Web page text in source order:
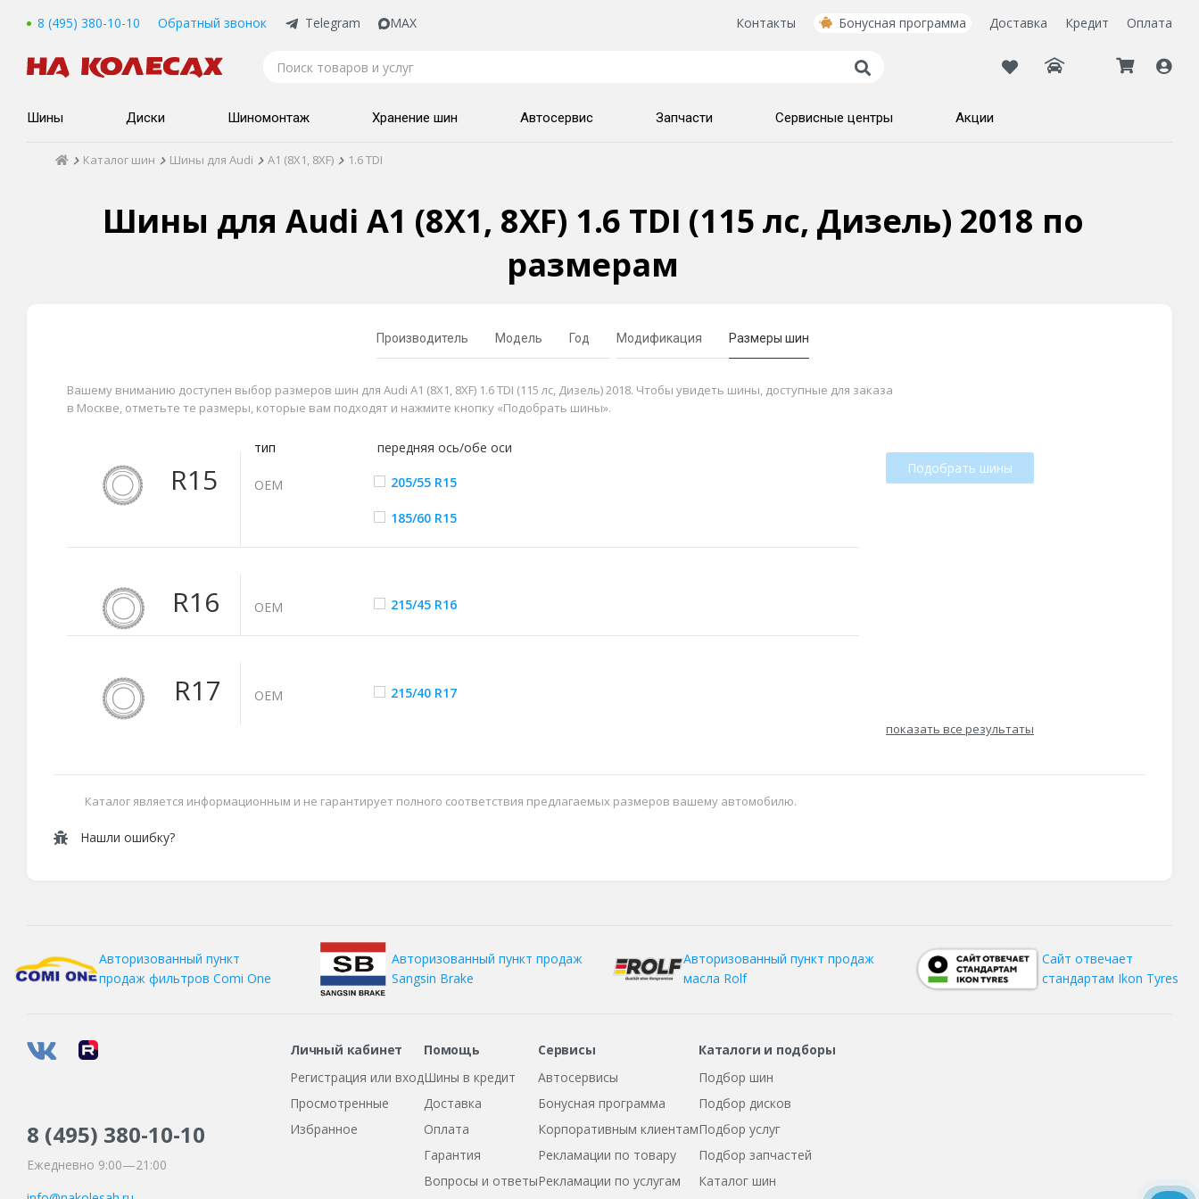
8 (495) 380-10-10 Обратный звонок Telegram MAX Контакты Бонусная программа Доставка Кредит Оплата
Шины Диски Шиномонтаж Хранение шин Автосервис Запчасти Сервисные центры Акции
Каталог шин Шины для Audi A1 (8X1, 8XF) 1.6 TDI
Шины для Audi A1 (8X1, 8XF) 1.6 TDI (115 лс, Дизель) 2018 по
размерам
Производитель Модель Год Модификация Размеры шин
Вашему вниманию доступен выбор размеров шин для Audi A1 (8X1, 8XF) 1.6 TDI (115 лс, Дизель) 2018. Чтобы увидеть шины, доступные для заказа
в Москве, отметьте те размеры, которые вам подходят и нажмите кнопку «Подобрать шины».
R15
тип передняя ось/обе оси
ОЕМ 205/55 R15
185/60 R15
R16 ОЕМ 215/45 R16
R17 ОЕМ 215/40 R17
Подобрать шины
показать все результаты
Каталог является информационным и не гарантирует полного соответствия предлагаемых размеров вашему автомобилю.
Нашли ошибку?
Авторизованный пункт
продаж фильтров Comi One
Авторизованный пункт продаж
Sangsin Brake
Авторизованный пункт продаж
масла Rolf
Сайт отвечает
стандартам Ikon Tyres
8 (495) 380-10-10
Ежедневно 9:00—21:00
Личный кабинет
Регистрация или вход
Просмотренные
Избранное
Помощь
Шины в кредит
Доставка
Оплата
Гарантия
Вопросы и ответы
Сервисы
Автосервисы
Бонусная программа
Корпоративным клиентам
Рекламации по товару
Рекламации по услугам
Каталоги и подборы
Подбор шин
Подбор дисков
Подбор услуг
Подбор запчастей
Каталог шин